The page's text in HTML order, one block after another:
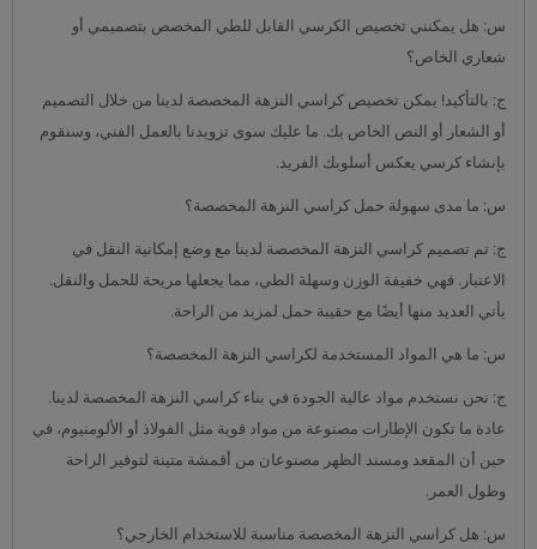
س: هل يمكنني تخصيص الكرسي القابل للطي المخصص بتصميمي أو
شعاري الخاص؟
ج: بالتأكيد! يمكن تخصيص كراسي النزهة المخصصة لدينا من خلال التصميم
أو الشعار أو النص الخاص بك. ما عليك سوى تزويدنا بالعمل الفني، وسنقوم
بإنشاء كرسي يعكس أسلوبك الفريد.
س: ما مدى سهولة حمل كراسي النزهة المخصصة؟
ج: تم تصميم كراسي النزهة المخصصة لدينا مع وضع إمكانية النقل في
الاعتبار. فهي خفيفة الوزن وسهلة الطي، مما يجعلها مريحة للحمل والنقل.
يأتي العديد منها أيضًا مع حقيبة حمل لمزيد من الراحة.
س: ما هي المواد المستخدمة لكراسي النزهة المخصصة؟
ج: نحن نستخدم مواد عالية الجودة في بناء كراسي النزهة المخصصة لدينا.
عادة ما تكون الإطارات مصنوعة من مواد قوية مثل الفولاذ أو الألومنيوم، في
حين أن المقعد ومسند الظهر مصنوعان من أقمشة متينة لتوفير الراحة
وطول العمر.
س: هل كراسي النزهة المخصصة مناسبة للاستخدام الخارجي؟